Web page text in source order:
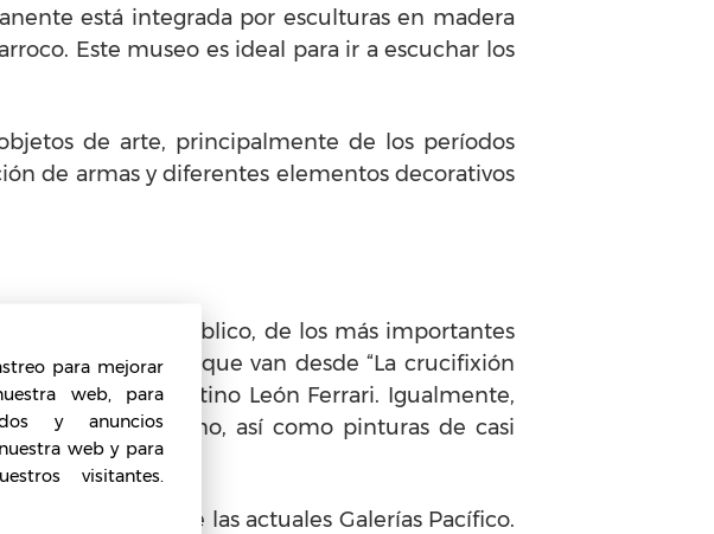
está integrada por esculturas en madera
Este museo es ideal para ir a escuchar los
de arte, principalmente de los períodos
de armas y diferentes elementos decorativos
abierto al público, de los más importantes
ícono porteño que van desde “La crucifixión
obras del argentino León Ferrari. Igualmente,
americano, así como pinturas de casi
Marché, lugar de las actuales Galerías Pacífico.
para mejorar
web, para
y anuncios
web y para
visitantes.